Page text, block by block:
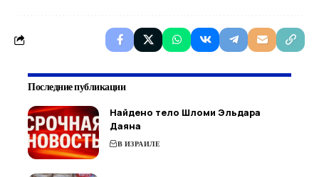
Последние публикации
Найдено тело Шломи Эльдара
Даяна
В ИЗРАИЛЕ